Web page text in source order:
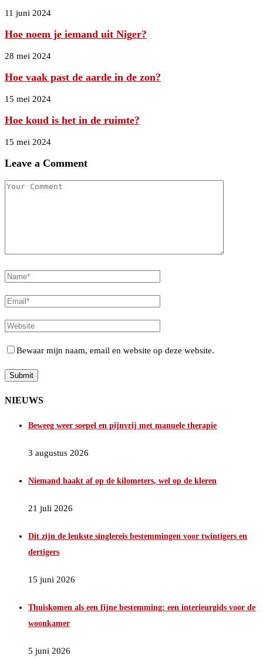
11 juni 2024
Hoe noem je iemand uit Niger?
28 mei 2024
Hoe vaak past de aarde in de zon?
15 mei 2024
Hoe koud is het in de ruimte?
15 mei 2024
Leave a Comment
Bewaar mijn naam, email en website op deze website.
NIEUWS
Beweeg weer soepel en pijnvrij met manuele therapie
3 augustus 2026
Niemand haakt af op de kilometers, wel op de kleren
21 juli 2026
Dit zijn de leukste singlereis bestemmingen voor twintigers en
dertigers
15 juni 2026
Thuiskomen als een fijne bestemming: een interieurgids voor de
woonkamer
5 juni 2026